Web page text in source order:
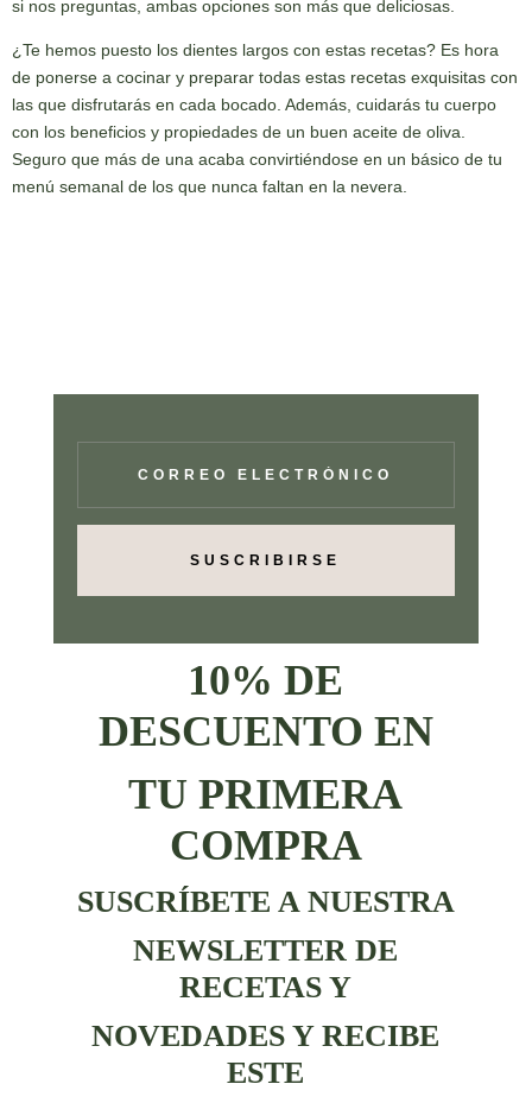
si nos preguntas, ambas opciones son más que deliciosas.
¿Te hemos puesto los dientes largos con estas recetas? Es hora
de ponerse a cocinar y preparar todas estas recetas exquisitas con
las que disfrutarás en cada bocado. Además, cuidarás tu cuerpo
con los beneficios y propiedades de un buen aceite de oliva.
Seguro que más de una acaba convirtiéndose en un básico de tu
menú semanal de los que nunca faltan en la nevera.
SUSCRIBIRSE
10% DE
DESCUENTO EN
TU PRIMERA
COMPRA
SUSCRÍBETE A NUESTRA
NEWSLETTER DE
RECETAS Y
NOVEDADES Y RECIBE
ESTE